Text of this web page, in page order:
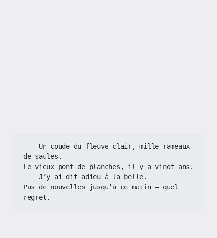
de saules.
Le vieux pont de planches, il y a vingt ans.
    J’y ai dit adieu à la belle.
Pas de nouvelles jusqu’à ce matin – quel
regret.